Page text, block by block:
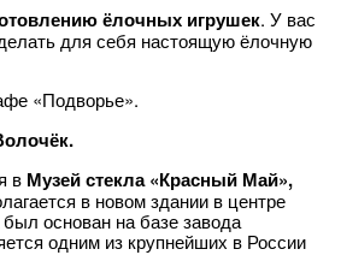
ёлочных игрушек. У вас
для себя настоящую ёлочную
«Подворье».
в Музей стекла «Красный Май»,
в новом здании в центре
основан на базе завода
одним из крупнейших в России